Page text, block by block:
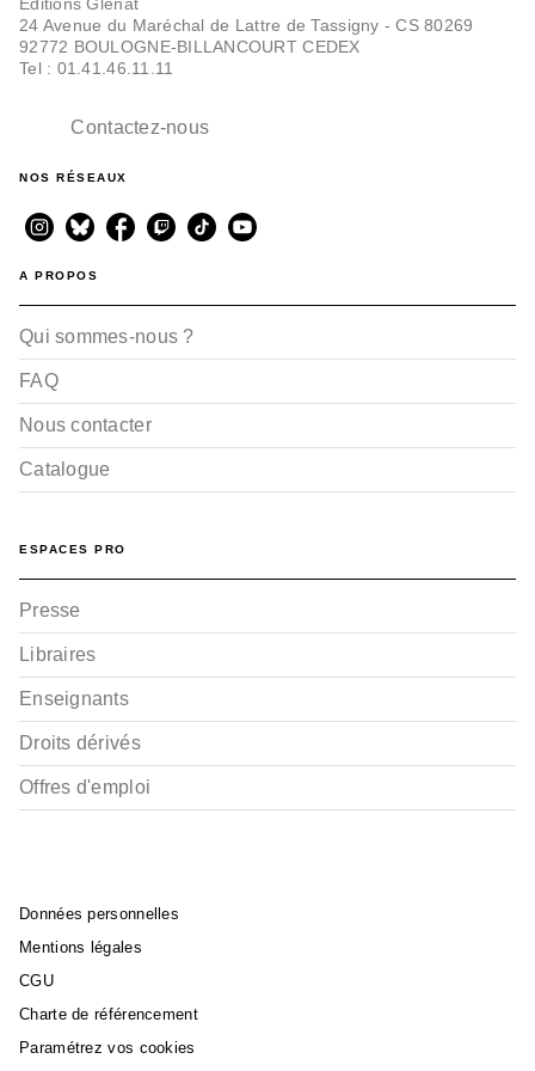
24 Avenue du Maréchal de Lattre de Tassigny - CS 80269
92772 BOULOGNE-BILLANCOURT CEDEX
Tel : 01.41.46.11.11
Contactez-nous
NOS RÉSEAUX
A PROPOS
Qui sommes-nous ?
FAQ
Nous contacter
Catalogue
ESPACES PRO
Presse
Libraires
Enseignants
Droits dérivés
Offres d'emploi
Données personnelles
Mentions légales
CGU
Charte de référencement
Paramétrez vos cookies